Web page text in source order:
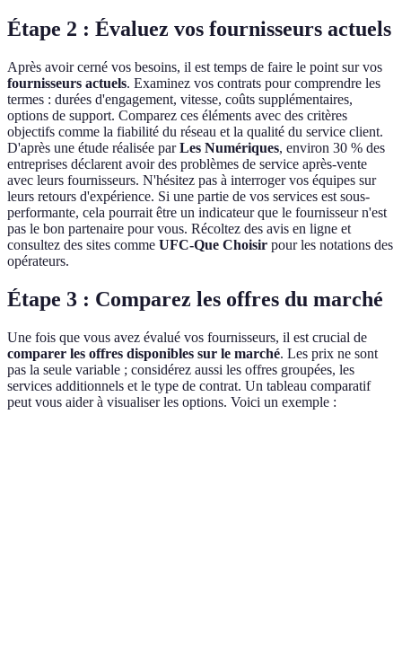
Étape 2 : Évaluez vos fournisseurs actuels
Après avoir cerné vos besoins, il est temps de faire le point sur vos
fournisseurs actuels. Examinez vos contrats pour comprendre les
termes : durées d'engagement, vitesse, coûts supplémentaires,
options de support. Comparez ces éléments avec des critères
objectifs comme la fiabilité du réseau et la qualité du service client.
D'après une étude réalisée parLes Numériques, environ 30 % des
entreprises déclarent avoir des problèmes de service après-vente
avec leurs fournisseurs. N'hésitez pas à interroger vos équipes sur
leurs retours d'expérience. Si une partie de vos services est sous-
performante, cela pourrait être un indicateur que le fournisseur n'est
pas le bon partenaire pour vous. Récoltez des avis en ligne et
consultez des sites comme UFC-Que Choisir pour les notations des
opérateurs.
Étape 3 : Comparez les offres du marché
Une fois que vous avez évalué vos fournisseurs, il est crucial de
comparer les offres disponibles sur le marché. Les prix ne sont
pas la seule variable ; considérez aussi les offres groupées, les
services additionnels et le type de contrat. Un tableau comparatif
peut vous aider à visualiser les options. Voici un exemple :